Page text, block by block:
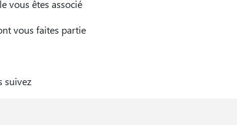
vous êtes associé
vous faites partie
suivez